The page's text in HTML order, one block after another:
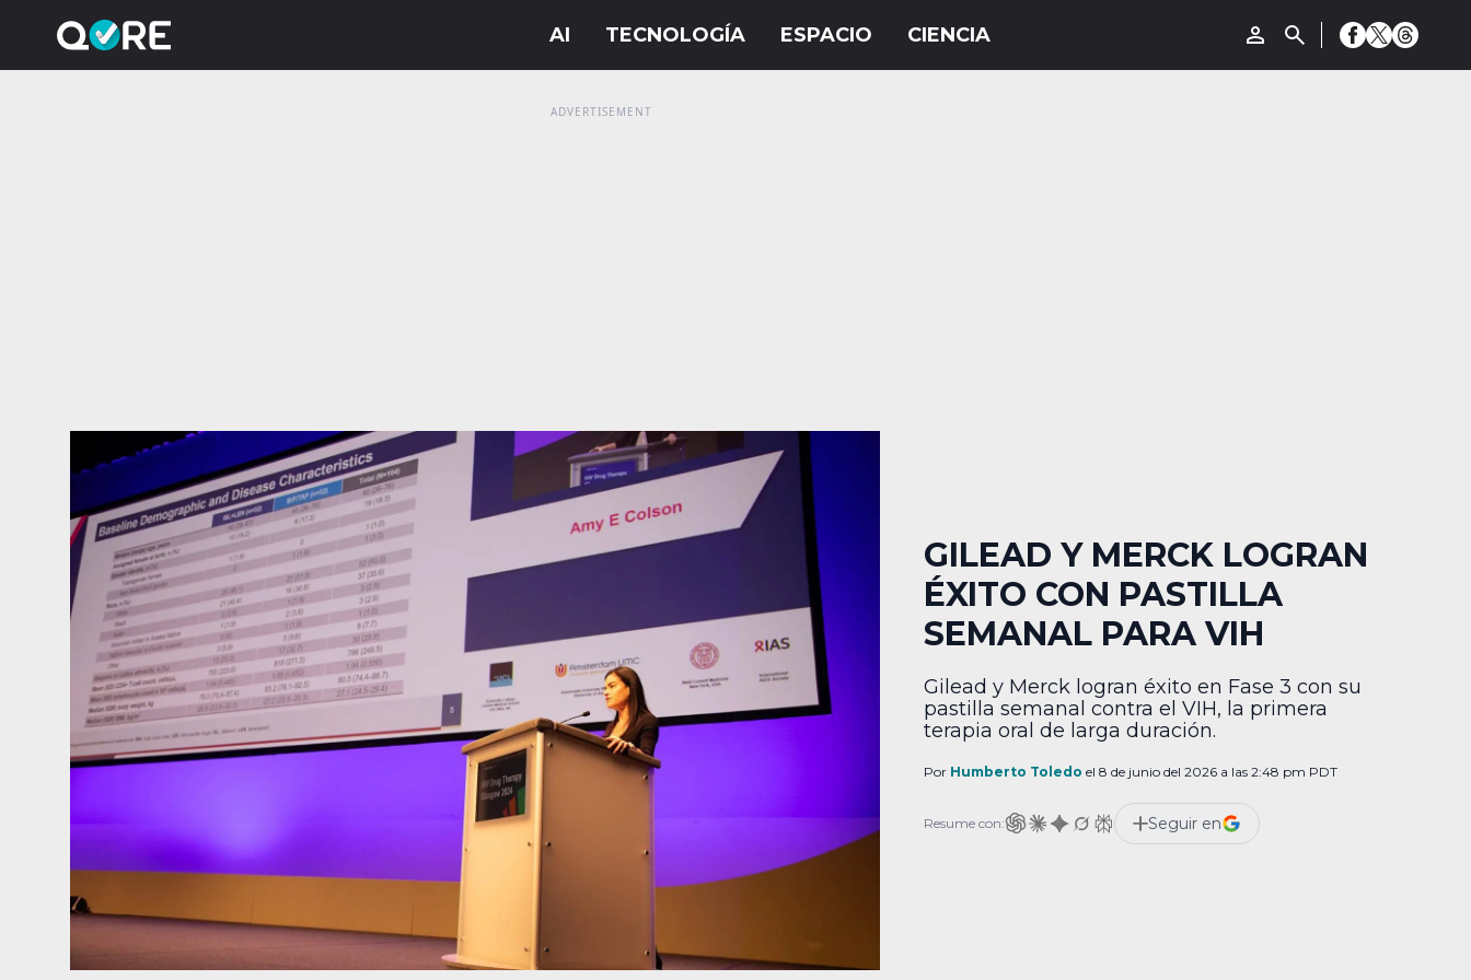
GILEAD Y MERCK LOGRAN
ÉXITO CON PASTILLA
SEMANAL PARA VIH
Gilead y Merck logran éxito en Fase 3 con su
pastilla semanal contra el VIH, la primera
terapia oral de larga duración.
Por Humberto Toledo el 8 de junio del 2026 a las 2:48 pm PDT
Resume con: Seguir en